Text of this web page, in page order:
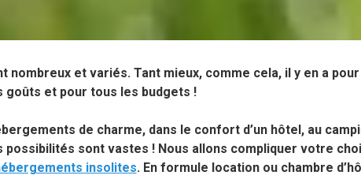
nombreux et variés. Tant mieux, comme cela, il y en a
goûts et pour tous les budgets !
de charme, dans le confort d’un hôtel, au
possibilités sont vastes ! Nous allons compliquer votre
insolites. En formule location ou chambre